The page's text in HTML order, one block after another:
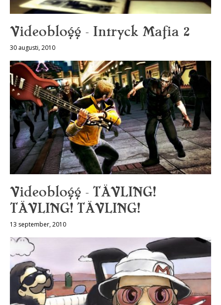
Videoblogg – Intryck Mafia 2
30 augusti, 2010
Videoblogg – TÄVLING!
TÄVLING! TÄVLING!
13 september, 2010